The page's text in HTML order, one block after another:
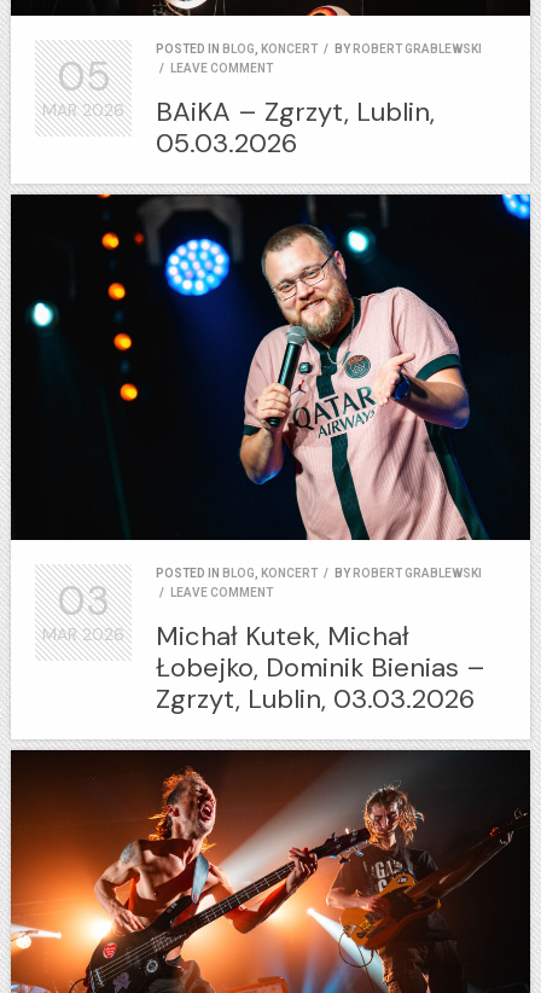
POSTED IN BLOG KONCERT / BY ROBERT GRABLEWSKI
/
LEAVE COMMENT
BAiKA – Zgrzyt, Lublin,
05.03.2026
05
MAR2026
POSTED IN BLOG, KONCERT / BY ROBERT GRABLEWSKI
/
LEAVE COMMENT
Michał Kutek, Michał
Łobejko, Dominik Bienias –
Zgrzyt, Lublin, 03.03.2026
03
MAR2026